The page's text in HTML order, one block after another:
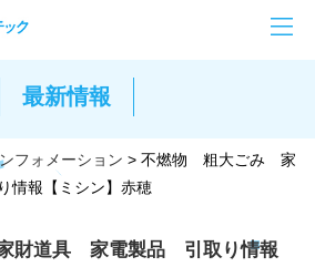
最新情報
フォメーション > 不燃物 粗大ごみ 家
報【ミシン】赤穂
財道具 家電製品 引取り情報